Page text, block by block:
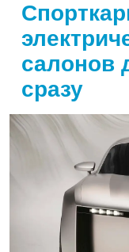
салонов
сразу